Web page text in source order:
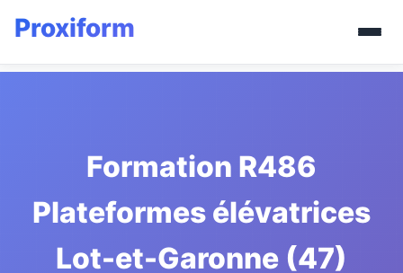
Formation R486
Plateformes élévatrices
Lot-et-Garonne (47)